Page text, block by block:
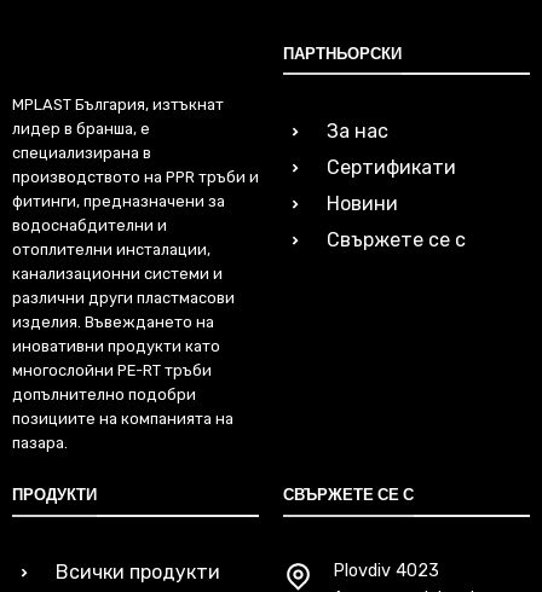
MPLAST България, изтъкнат
лидер в бранша, е
специализирана в
производството на PPR тръби и
фитинги, предназначени за
водоснабдителни и
отоплителни инсталации,
канализационни системи и
различни други пластмасови
изделия. Въвеждането на
иновативни продукти като
многослойни PE-RT тръби
допълнително подобри
позициите на компанията на
пазара.
ПАРТНЬОРСКИ
За нас
Сертификати
Новини
Свържете се с
ПРОДУКТИ
Всички продукти
СВЪРЖЕТЕ СЕ С
Plovdiv 4023